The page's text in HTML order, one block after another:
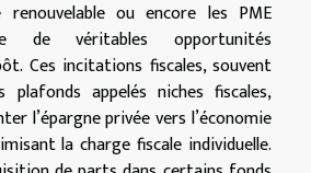
renouvelable ou encore les PME
de véritables opportunités
Ces incitations fiscales, souvent
plafonds appelés niches fiscales,
l’épargne privée vers l’économie
la charge fiscale individuelle.